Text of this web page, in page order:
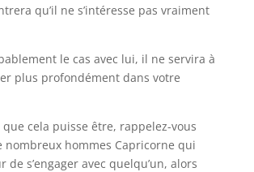
qu’il ne s’intéresse pas vraiment
le cas avec lui, il ne servira à
plus profondément dans votre
cela puisse être, rappelez-vous
nombreux hommes Capricorne qui
de s’engager avec quelqu’un, alors